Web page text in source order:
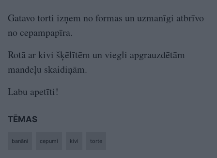
Gatavo torti izņem no formas un uzmanīgi atbrīvo
no cepampapīra.
Rotā ar kivi šķēlītēm un viegli apgrauzdētām
mandeļu skaidiņām.
Labu apetīti!
TĒMAS
banāni cepumi kivi torte